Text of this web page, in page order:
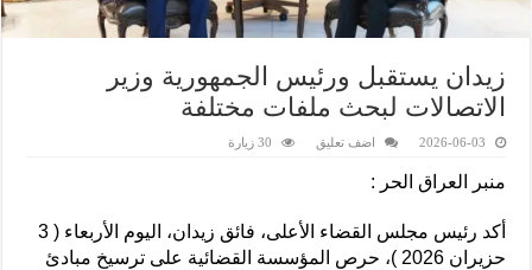
زيدان يستقبل ورئيس الجمهورية وزير
الاتصالات لبحث ملفات مختلفة
2026-06-03 اضف تعليق 30 زيارة
منبر العراق الحر :
أكد رئيس مجلس القضاء الأعلى، فائق زيدان، اليوم الأربعاء ( 3
حزيران 2026 )، حرص المؤسسة القضائية على ترسيخ مبادئ